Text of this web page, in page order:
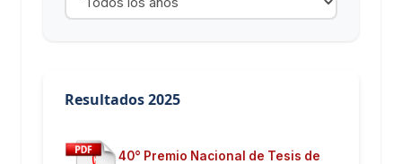
Resultados 2025
40° Premio Nacional de Tesis de